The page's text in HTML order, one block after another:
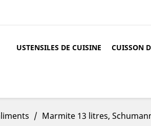
USTENSILES DE CUISINE CUISSON
Marmite 13 litres,